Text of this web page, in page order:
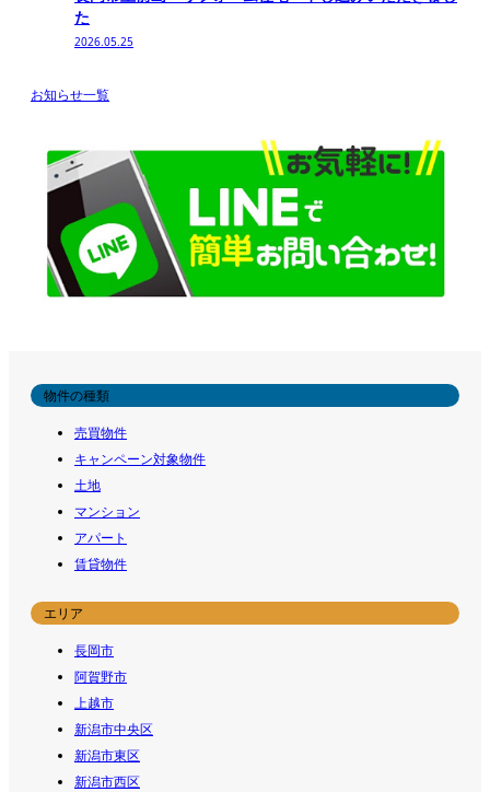
た
2026.05.25
お知らせ一覧
物件の種類
売買物件
キャンペーン対象物件
土地
マンション
アパート
賃貸物件
エリア
長岡市
阿賀野市
上越市
新潟市中央区
新潟市東区
新潟市西区